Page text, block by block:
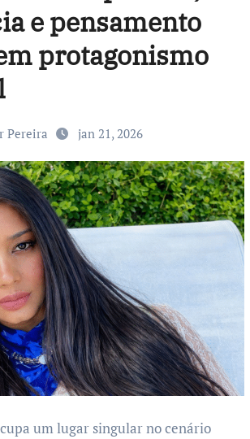
e pensamento
protagonismo
Pereira jan 21, 2026